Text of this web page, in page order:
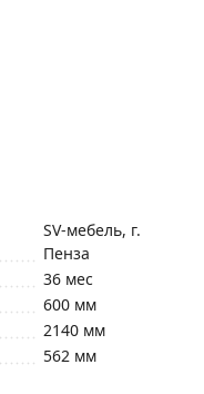
SV-мебель, г.
Пенза
36 мес
600 мм
2140 мм
562 мм